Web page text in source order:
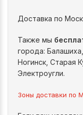
Доставка по
Также мы
города:
Ногинск, Старая
Электроугли.
Зоны доставки по